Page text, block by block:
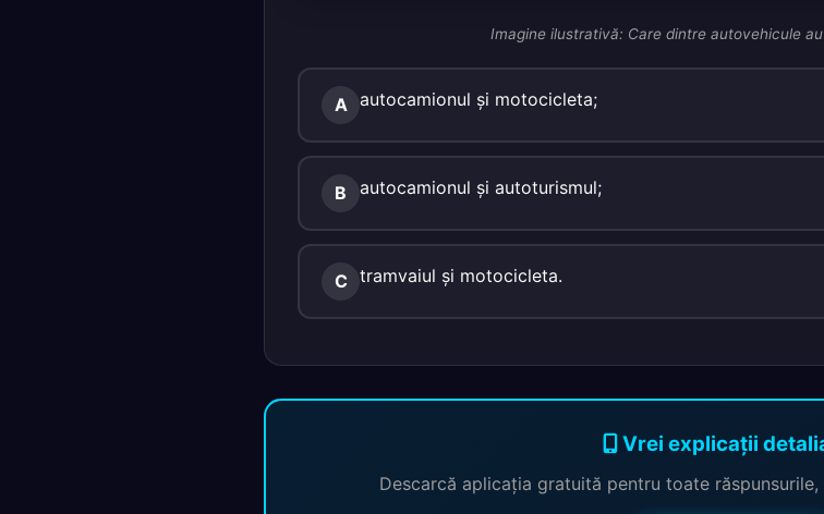
Imagine ilustrativă: Care dintre autovehicule
A autocamionul şi motocicleta;
B autocamionul şi autoturismul;
C tramvaiul şi motocicleta.
Vrei explicații
Descarcă aplicația gratuită pentru toate